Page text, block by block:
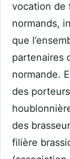
vocation de
normands,
que
partenaires
normande.
des
des
filière